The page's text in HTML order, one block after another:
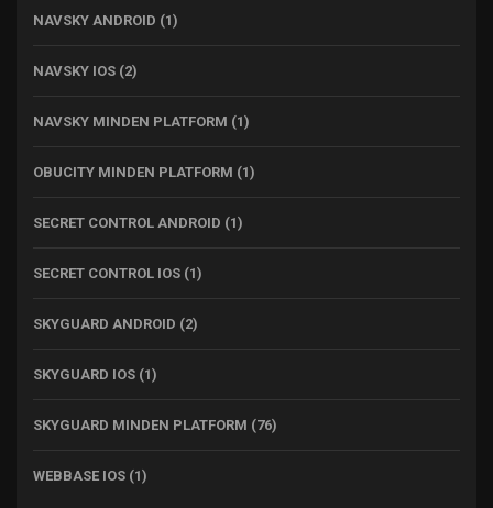
NAVSKY ANDROID (1)
NAVSKY IOS (2)
NAVSKY MINDEN PLATFORM (1)
OBUCITY MINDEN PLATFORM (1)
SECRET CONTROL ANDROID (1)
SECRET CONTROL IOS (1)
SKYGUARD ANDROID (2)
SKYGUARD IOS (1)
SKYGUARD MINDEN PLATFORM (76)
WEBBASE IOS (1)